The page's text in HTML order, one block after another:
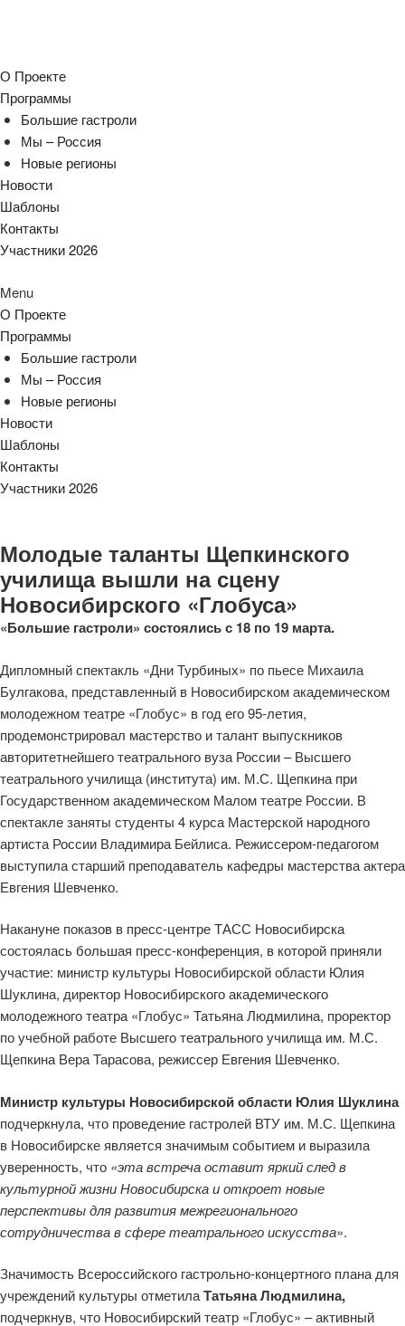
О Проекте
Программы
Большие гастроли
Мы – Россия
Новые регионы
Новости
Шаблоны
Контакты
Участники 2026
Menu
О Проекте
Программы
Большие гастроли
Мы – Россия
Новые регионы
Новости
Шаблоны
Контакты
Участники 2026
Молодые таланты Щепкинского
училища вышли на сцену
Новосибирского «Глобуса»
«Большие гастроли» состоялись с 18 по 19 марта.
Дипломный спектакль «Дни Турбиных» по пьесе Михаила
Булгакова, представленный в Новосибирском академическом
молодежном театре «Глобус» в год его 95-летия,
продемонстрировал мастерство и талант выпускников
авторитетнейшего театрального вуза России – Высшего
театрального училища (института) им. М.С. Щепкина при
Государственном академическом Малом театре России. В
спектакле заняты студенты 4 курса Мастерской народного
артиста России Владимира Бейлиса. Режиссером-педагогом
выступила старший преподаватель кафедры мастерства актера
Евгения Шевченко.
Накануне показов в пресс-центре ТАСС Новосибирска
состоялась большая пресс-конференция, в которой приняли
участие: министр культуры Новосибирской области Юлия
Шуклина, директор Новосибирского академического
молодежного театра «Глобус» Татьяна Людмилина, проректор
по учебной работе Высшего театрального училища им. М.С.
Щепкина Вера Тарасова, режиссер Евгения Шевченко.
Министр культуры Новосибирской области Юлия Шуклина
подчеркнула, что проведение гастролей ВТУ им. М.С. Щепкина
в Новосибирске является значимым событием и выразила
уверенность, что «эта встреча оставит яркий след в
культурной жизни Новосибирска и откроет новые
перспективы для развития межрегионального
сотрудничества в сфере театрального искусства».
Значимость Всероссийского гастрольно-концертного плана для
учреждений культуры отметилаТатьяна Людмилина,
подчеркнув, что Новосибирский театр «Глобус» – активный